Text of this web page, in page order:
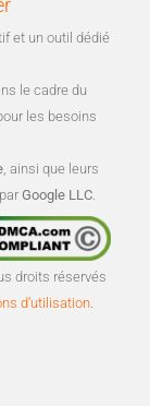
et un outil dédié
le cadre du
les besoins
, ainsi que leurs
Google LLC
droits réservés
d’utilisation